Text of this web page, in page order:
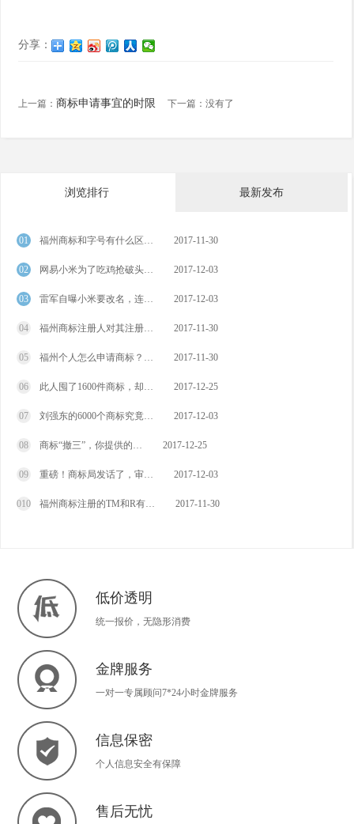
分享：
上一篇： 商标申请事宜的时限 下一篇：没有了
浏览排行 最新发布
01 福州商标和字号有什么区… 2017-11-30
02 网易小米为了吃鸡抢破头… 2017-12-03
03 雷军自曝小米要改名，连… 2017-12-03
04 福州商标注册人对其注册… 2017-11-30
05 福州个人怎么申请商标？… 2017-11-30
06 此人囤了1600件商标，却… 2017-12-25
07 刘强东的6000个商标究竟… 2017-12-03
08 商标“撤三”，你提供的… 2017-12-25
09 重磅！商标局发话了，审… 2017-12-03
010 福州商标注册的TM和R有… 2017-11-30
低价透明
统一报价，无隐形消费
金牌服务
一对一专属顾问7*24小时金牌服务
信息保密
个人信息安全有保障
售后无忧